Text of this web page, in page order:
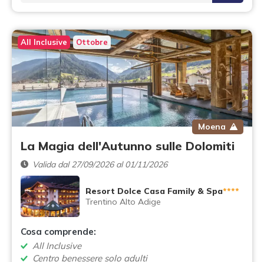
All Inclusive Ottobre
Moena
La Magia dell'Autunno sulle Dolomiti
Valida dal 27/09/2026 al 01/11/2026
Resort Dolce Casa Family & Spa****
Trentino Alto Adige
Cosa comprende:
All Inclusive
Centro benessere solo adulti